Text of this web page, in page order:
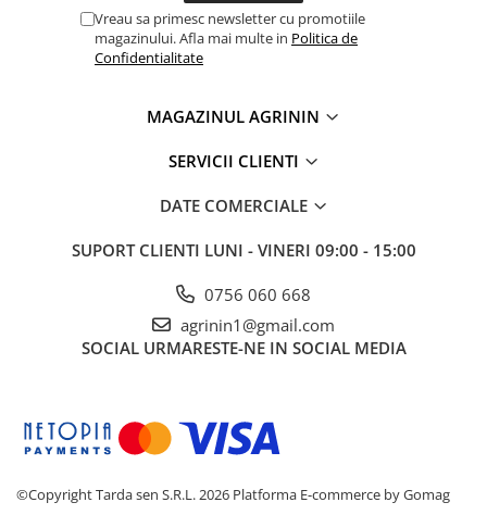
Suruburi
Truse /set scule
Vreau sa primesc newsletter cu promotiile
magazinului. Afla mai multe in Politica de
Confidentialitate
MAGAZINUL AGRININ
SERVICII CLIENTI
DATE COMERCIALE
SUPORT CLIENTI LUNI - VINERI 09:00 - 15:00
0756 060 668
agrinin1@gmail.com
SOCIAL URMARESTE-NE IN SOCIAL MEDIA
©Copyright Tarda sen S.R.L. 2026 Platforma E-commerce by Gomag